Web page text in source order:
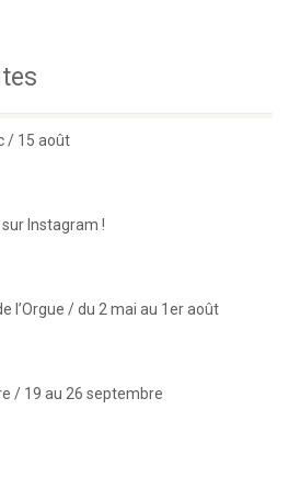
/ 15 août
Instagram !
l’Orgue / du 2 mai au 1er août
/ 19 au 26 septembre